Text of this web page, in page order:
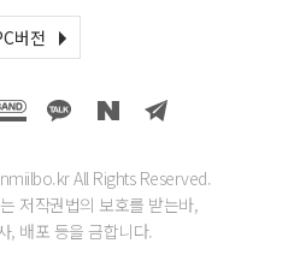
버전
All Rights Reserved.
저작권법의 보호를 받는바,
, 배포 등을 금합니다.